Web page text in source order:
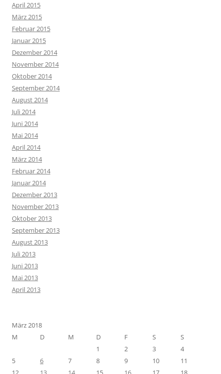
April 2015
März 2015
Februar 2015
Januar 2015
Dezember 2014
November 2014
Oktober 2014
September 2014
August 2014
Juli 2014
Juni 2014
Mai 2014
April 2014
März 2014
Februar 2014
Januar 2014
Dezember 2013
November 2013
Oktober 2013
September 2013
August 2013
Juli 2013
Juni 2013
Mai 2013
April 2013
März 2018
M
D M D F S
S
1
2 3
4
5
6 7 8 9 10
11